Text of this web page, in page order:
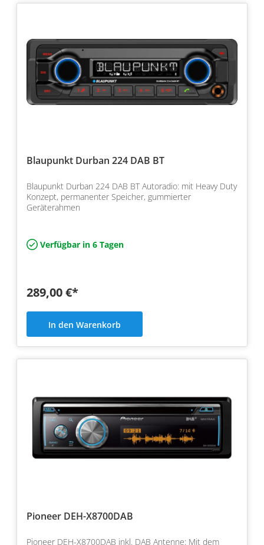
Blaupunkt Durban 224 DAB BT
Blaupunkt Durban 224 DAB BT Autoradio: mit Heavy Duty
Konzept, permanenter Speicher, gummierter
Geräterahmen
Verfügbar in 6 Tagen
289,00 €*
In den Warenkorb
Pioneer DEH-X8700DAB
Pioneer DEH-X8700DAB inkl. DAB Antenne: Mit dem